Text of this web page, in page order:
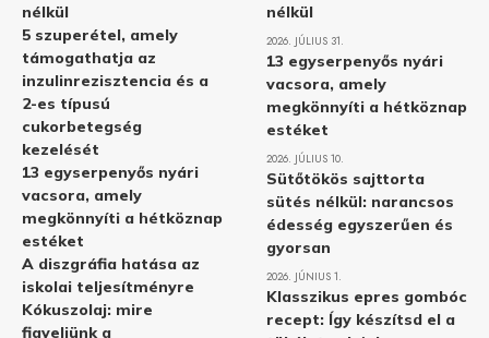
nélkül
5 szuperétel, amely
támogathatja az
inzulinrezisztencia és a
2-es típusú
cukorbetegség
kezelését
13 egyserpenyős nyári
vacsora, amely
megkönnyíti a hétköznap
estéket
A diszgráfia hatása az
iskolai teljesítményre
Kókuszolaj: mire
figyeljünk a
nélkül
2026. JÚLIUS 31.
13 egyserpenyős nyári
vacsora, amely
megkönnyíti a hétköznap
estéket
2026. JÚLIUS 10.
Sütőtökös sajttorta
sütés nélkül: narancsos
édesség egyszerűen és
gyorsan
2026. JÚNIUS 1.
Klasszikus epres gombóc
recept: Így készítsd el a